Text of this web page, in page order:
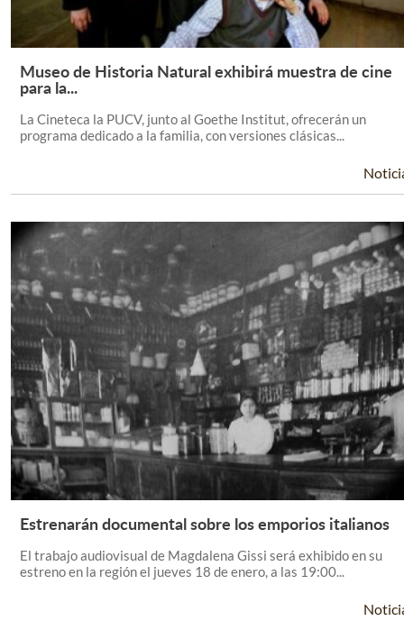
Leer Más +
Museo de Historia Natural exhibirá muestra de cine
para la...
La Cineteca la PUCV, junto al Goethe Institut, ofrecerán un
programa dedicado a la familia, con versiones clásicas...
Leer Más +
Estrenarán documental sobre los emporios italianos
El trabajo audiovisual de Magdalena Gissi será exhibido en su
estreno en la región el jueves 18 de enero, a las 19:00...